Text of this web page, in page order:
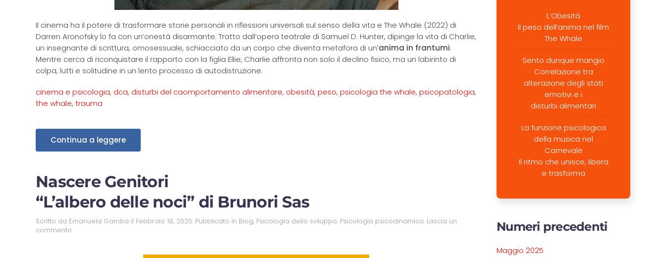
Il cinema ha il potere di trasformare storie personali in riflessioni universali sul senso della vita e The Whale (2022) di
Darren Aronofsky lo fa con un’onestà disarmante. Tratto dall’opera teatrale di Samuel D. Hunter, dipinge la vita di Charlie,
un insegnante di scrittura, omosessuale, schiacciato da un corpo che diventa metafora di un’anima in frantumi.
Mentre cerca di riconquistare il rapporto con la figlia Ellie, Charlie affronta non solo il declino fisico, ma un labirinto di
colpa, lutti e solitudine in un lento processo di autodistruzione.
cinema e psicologia, dca, disturbi del caomportamento alimentare, obesità, peso, psicologia the whale, psicopatologia,
the whale, trauma
Continua a leggere
Nascere Genitori
“L’albero delle noci” di Brunori Sas
Scritto da Emanuela Gamba il Febbraio 18, 2025. Pubblicato in Blog, Psicologia dello sviluppo, Psicologia psicodinamica. Lascia un
commento
L’Obesità
Il peso dell’anima nel film
The Whale
Sento dunque mangio
Correlazione tra
alterazione degli stati
emotivi e i
disturbi alimentari
La funzione psicologica
della musica nel
Carnevale
Il ritmo che unisce, libera
e trasforma
Numeri precedenti
Maggio 2025